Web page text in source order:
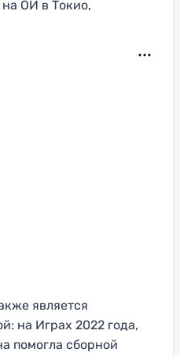
ОИ в Токио,
является
на Играх 2022 года,
помогла сборной